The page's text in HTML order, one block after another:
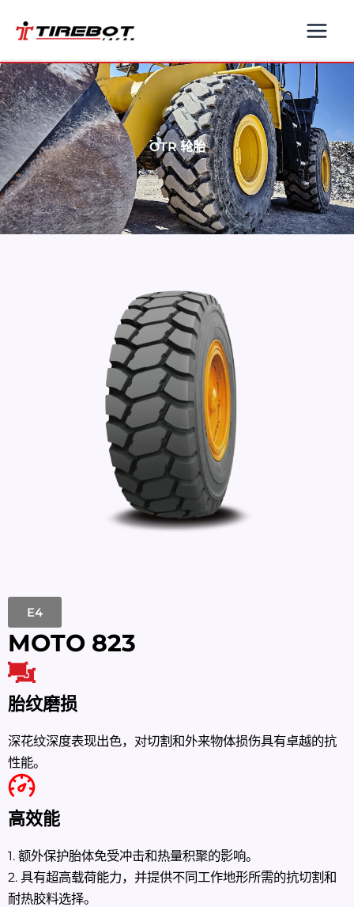
容
OTR 轮胎
E4
MOTO 823
胎纹磨损
深花纹深度表现出色，对切割和外来物体损伤具有卓越的抗
性能。
高效能
1. 额外保护胎体免受冲击和热量积聚的影响。
2. 具有超高载荷能力，并提供不同工作地形所需的抗切割和
耐热胶料选择。